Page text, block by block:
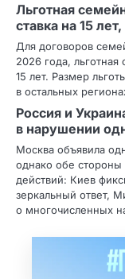
Льготная
ставка на 15
Для договоров
2026 года, льготная
15 лет. Размер
в остальных
Россия и
в нарушении
Москва объявила
однако обе
действий: Киев
зеркальный ответ,
о многочисленных